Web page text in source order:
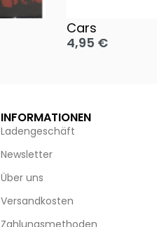
Cars
4,95 €
INFORMATIONEN
Ladengeschäft
Newsletter
Über uns
Versandkosten
Zahlungsmethoden